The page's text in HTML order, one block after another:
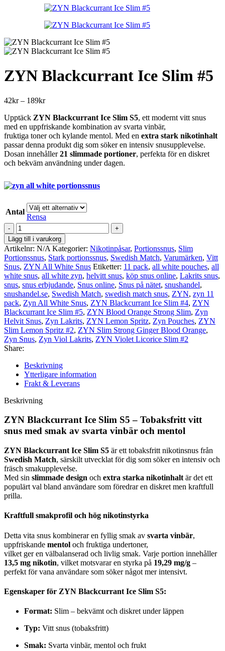
till
ZYN Blackcurrant Ice Slim #5
42kr – 189krPrisintervall:
till
189kr
Upptäck ZYN Blackcurrant Ice Slim S5, ett modernt vitt snus
med en uppfriskande kombination av svarta vinbär,
fruktiga toner och kylande mentol. Med en extra stark nikotinhalt
passar denna produkt dig som söker en intensiv snusupplevelse.
Dosan innehåller21 slimmade portioner, perfekta för en diskret
och bekväm användning under dagen.
Antal
Rensa
ZYN
Blackcurrant
Ice
Slim
#5
mängd
Lägg till i varukorg
Artikelnr: N/A Kategorier: Nikotinpåsar, Portionssnus, Slim
Portionssnus, Stark portionssnus, Swedish Match, Varumärken, Vitt
Snus, ZYN All White Snus Etiketter: 11 pack, all white pouches, all
white snus, all white zyn, helvitt snus, köp snus online, Lakrits snus,
snus, snus erbjudande, Snus online, Snus på nätet, snushandel,
snushandel.se, Swedish Match, swedish match snus, ZYN, zyn 11
pack, Zyn All White Snus, ZYN Blackcurrant Ice Slim #4, ZYN
Blackcurrant Ice Slim #5, ZYN Blood Orange Strong Slim, Zyn
Helvit Snus, Zyn Lakrits, ZYN Lemon Spritz, Zyn Pouches, ZYN
Slim Lemon Spritz #2, ZYN Slim Strong Ginger Blood Orange,
Zyn Snus, Zyn Viol Lakrits, ZYN Violet Licorice Slim #2
Share:
Beskrivning
Ytterligare information
Frakt & Leverans
Beskrivning
ZYN Blackcurrant Ice Slim S5 – Tobaksfritt vitt
snus med smak av svarta vinbär och mentol
ZYN Blackcurrant Ice Slim S5 är ett tobaksfritt nikotinsnus från
Swedish Match, särskilt utvecklat för dig som söker en intensiv och
fräsch smakupplevelse.
Med sin slimmade design och extra starka nikotinhalt är det ett
populärt val bland användare som föredrar en diskret men kraftfull
prilla.
Kraftfull smakprofil och hög nikotinstyrka
Detta vita snus kombinerar en fyllig smak av svarta vinbär,
uppfriskande mentol och fruktiga undertoner,
vilket ger en välbalanserad och livlig smak. Varje portion innehåller
13,5 mg nikotin, vilket motsvarar en styrka på 19,29 mg/g –
perfekt för vana användare som söker något mer intensivt.
Egenskaper för ZYN Blackcurrant Ice Slim S5:
Format: Slim – bekvämt och diskret under läppen
Typ: Vitt snus (tobaksfritt)
Smak: Svarta vinbär, mentol och frukt